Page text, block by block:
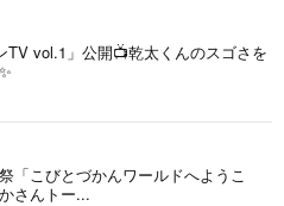
TV vol.1」公開📺乾太くんのスゴさを
「こびとづかんワールドへようこ
さんトー...